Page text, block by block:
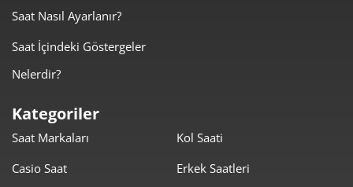
Saat Nasıl Ayarlanır?
Saat İçindeki Göstergeler
Nelerdir?
Kategoriler
Saat Markaları
Casio Saat
Kol Saati
Erkek Saatleri